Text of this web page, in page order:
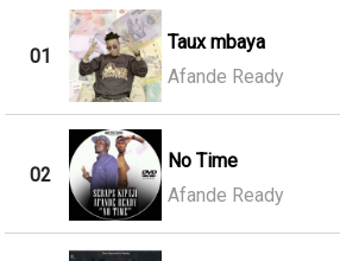
01
Taux mbaya
Afande Ready
02
No Time
Afande Ready